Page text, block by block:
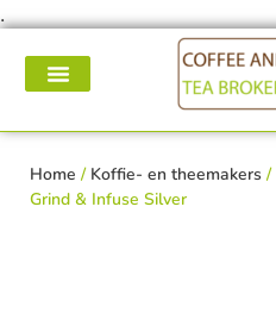
.
Home / Koffie- en theemakers /
Grind & Infuse Silver